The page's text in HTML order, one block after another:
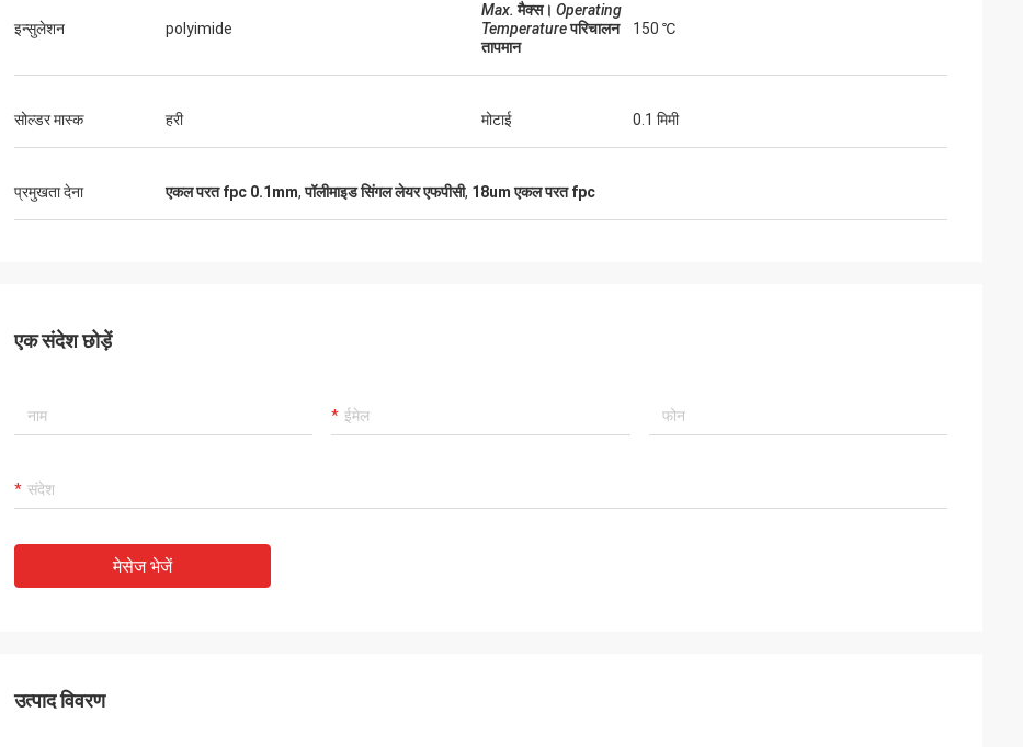
ग्राहक सेवा के लिए अपनी कृतज्ञता व्यक्त करना चाहता
जो हमारे तकनीकी विनिर्देशों को पूरी तरह से पूरा करते थे।
हम अपनी साझेदारी जारी रखने के लिए तत्पर हैं
डेरिक मार्श
हमने जो झिल्ली स्विच मंगवाए थे, उनकी तेजी से
प्रतिक्रिया और गुणवत्ता ने हमें प्रभावित किया। वे हमारे
काम करते हैं।हमारे उत्पाद की गुणवत्ता बनाए रखने में मदद
करने के लिए धन्यवाद!
अविश्वसनीय रूप से विश्वसनीय और लागत प्रभावी साबित
को वितरित करता है.
इन्सुलेशन polyimide
Max. मैक्स। Operating
Temperatureपरिचालन
तापमान
150 ℃
सोल्डर मास्क हरी मोटाई 0.1 मिमी
प्रमुखता देना एकल परत fpc 0.1mm,पॉलीमाइड सिंगल लेयर एफपीसी, 18um एकल परत fpc
एक संदेश छोड़ें
मेसेज भेजें
उत्पाद विवरण